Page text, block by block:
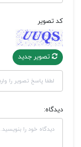
کد تصویر
تصویر جدید
دیدگاه: